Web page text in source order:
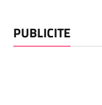
PUBLICITE